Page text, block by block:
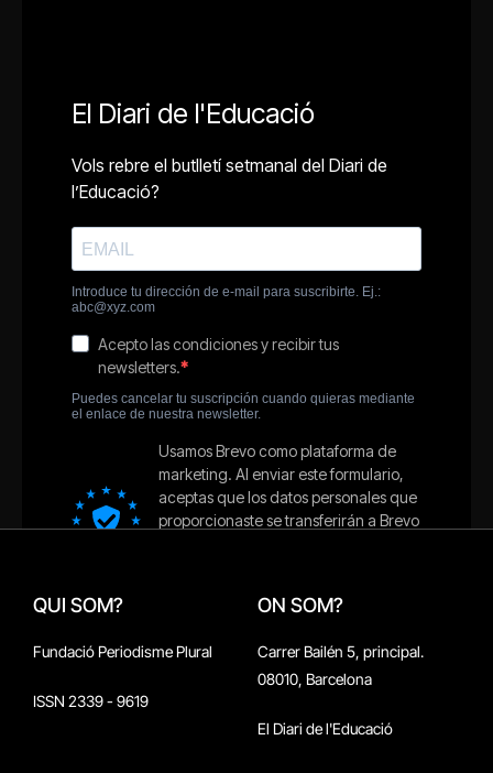
QUI SOM?
Fundació Periodisme Plural
ISSN 2339 - 9619
ON SOM?
Carrer Bailén 5, principal.
08010, Barcelona
El Diari de l'Educació